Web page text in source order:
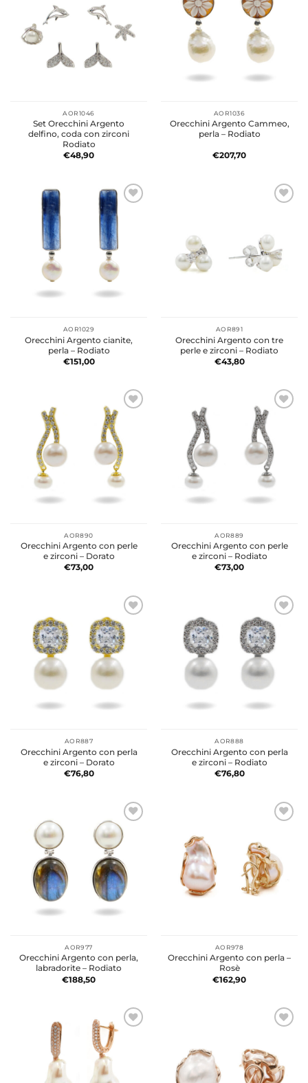
AOR1046
Set Orecchini Argento
delfino, coda con zirconi
Rodiato
€48,90
AOR1036
Orecchini Argento Cammeo,
perla – Rodiato
€207,70
AOR1029
Orecchini Argento cianite,
perla – Rodiato
€151,00
AOR891
Orecchini Argento con tre
perle e zirconi – Rodiato
€43,80
AOR890
Orecchini Argento con perle
e zirconi – Dorato
€73,00
AOR889
Orecchini Argento con perle
e zirconi – Rodiato
€73,00
AOR887
Orecchini Argento con perla
e zirconi – Dorato
€76,80
AOR888
Orecchini Argento con perla
e zirconi – Rodiato
€76,80
AOR977
Orecchini Argento con perla,
labradorite – Rodiato
€188,50
AOR978
Orecchini Argento con perla –
Rosè
€162,90